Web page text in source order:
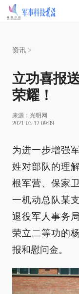
资讯 >
立功喜报
荣耀！
来源： 光明网
2021-03-12 09:39
为进一步增强
姓对部队的理
根军营、保家
一机动总队某
退役军人事务
荣立二等功的
报和慰问金。